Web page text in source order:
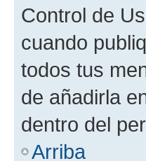
Control de
cuando
todos tus
de añadirla
dentro del
Arriba